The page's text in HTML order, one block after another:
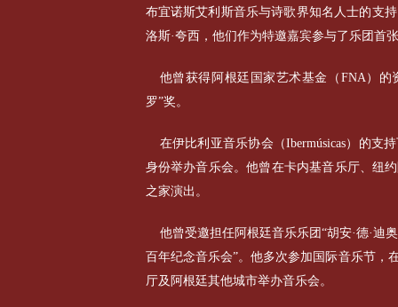
布宜诺斯艾利斯音乐与诗歌界知名人士的支
洛斯·夸西，他们作为特邀嘉宾参与了乐团首
他曾获得阿根廷国家艺术基金（FNA）的
罗”奖。
在伊比利亚音乐协会（Ibermúsicas）的支
身份举办音乐会。他曾在卡内基音乐厅、纽
之家演出。
他曾受邀担任阿根廷音乐乐团“胡安·德·迪
百年纪念音乐会”。他多次参加国际音乐节，
厅及阿根廷其他城市举办音乐会。